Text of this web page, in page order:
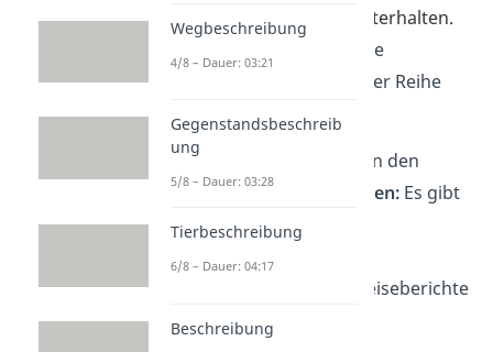
au
fz
ubauen oder zu unterhalten.
ei beschreibst du die
Ereignisse knapp und der Reihe
nach.
Berichte begegnen dir in den
unterschiedlichsten
Arten: Es gibt
z. B.Zeitungsberichte,
Unfallberichte,
Reiseberichte
oder Polizeiberichte.
Wegbeschreibung
4/8 – Dauer: 03:21
Gegenstandsbeschreib
ung
5/8 – Dauer: 03:28
Tierbeschreibung
6/8 – Dauer: 04:17
Beschreibung